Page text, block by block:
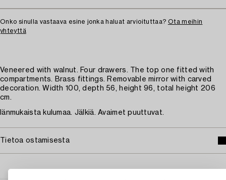
Onko sinulla vastaava esine jonka haluat arvioituttaa? Ota meihin
yhteyttä
Veneered with walnut. Four drawers. The top one fitted with
compartments. Brass fittings. Removable mirror with carved
decoration. Width 100, depth 56, height 96, total height 206
cm.
Iänmukaista kulumaa. Jälkiä. Avaimet puuttuvat.
Tietoa ostamisesta